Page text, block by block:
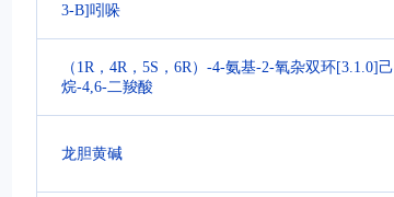
3-B]吲哚
（1R，4R，5S，6R）-4-氨基-2-氧杂双环[3.1.0]己
烷-4,6-二羧酸
龙胆黄碱